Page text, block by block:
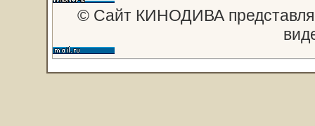
© Сайт КИНОДИВА